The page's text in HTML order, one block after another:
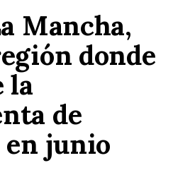
Mancha,
donde
la
de
junio